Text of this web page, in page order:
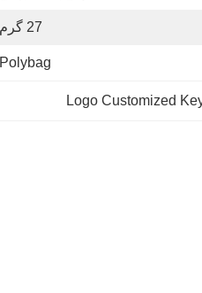
27 گرم
Polybag
Logo Customized